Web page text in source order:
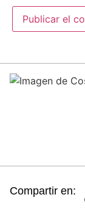
Compartir en: